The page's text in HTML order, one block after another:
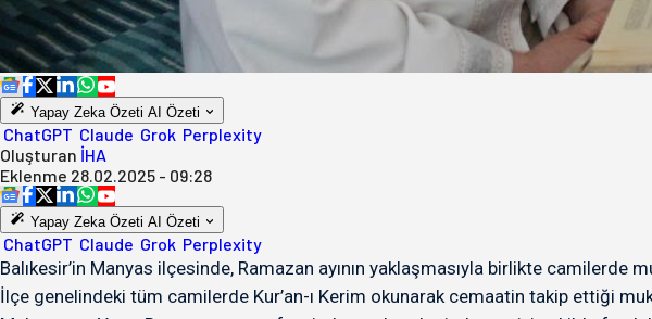
Yapay Zeka Özeti AI Özeti
ChatGPT Claude Grok Perplexity
Oluşturan İHA
Eklenme 28.02.2025 - 09:28
Yapay Zeka Özeti AI Özeti
ChatGPT Claude Grok Perplexity
Balıkesir’in Manyas ilçesinde, Ramazan ayının yaklaşmasıyla birlikte camilerde
İlçe genelindeki tüm camilerde Kur’an-ı Kerim okunarak cemaatin takip ettiği